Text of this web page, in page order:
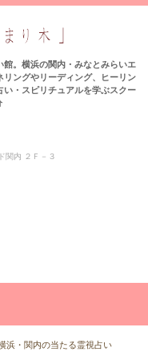
館。横浜の関内・みなとみらいエ
リングやリーディング、ヒーリン
・スピリチュアルを学ぶスクー
関内 ２Ｆ－３
浜・関内の当たる霊視占い